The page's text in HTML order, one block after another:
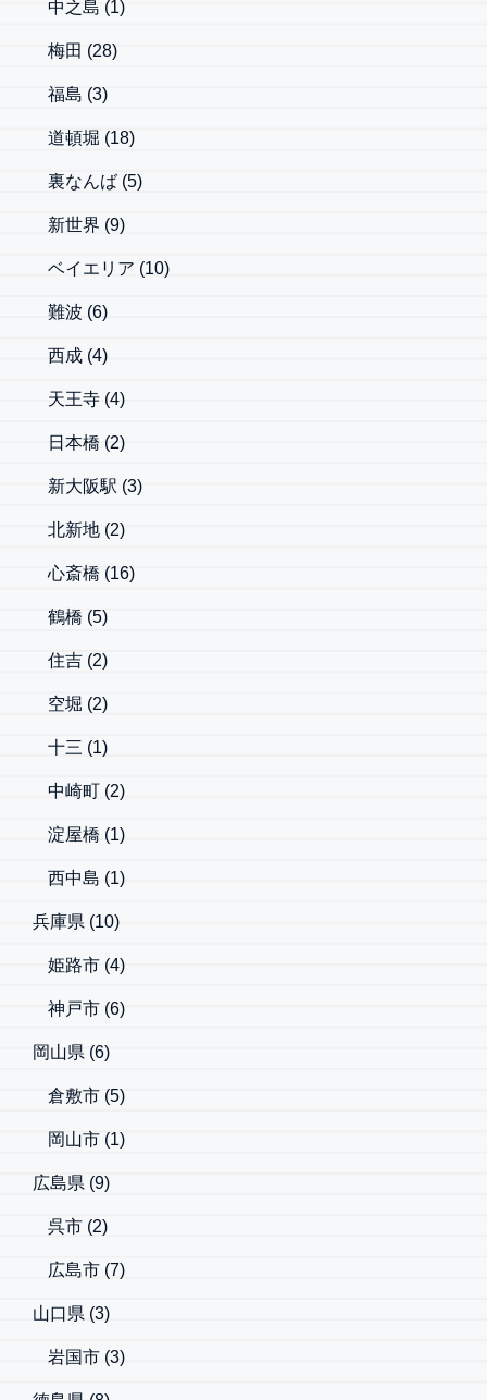
中之島 (1)
梅田 (28)
福島 (3)
道頓堀 (18)
裏なんば (5)
新世界 (9)
ベイエリア (10)
難波 (6)
西成 (4)
天王寺 (4)
日本橋 (2)
新大阪駅 (3)
北新地 (2)
心斎橋 (16)
鶴橋 (5)
住吉 (2)
空堀 (2)
十三 (1)
中崎町 (2)
淀屋橋 (1)
西中島 (1)
兵庫県 (10)
姫路市 (4)
神戸市 (6)
岡山県 (6)
倉敷市 (5)
岡山市 (1)
広島県 (9)
呉市 (2)
広島市 (7)
山口県 (3)
岩国市 (3)